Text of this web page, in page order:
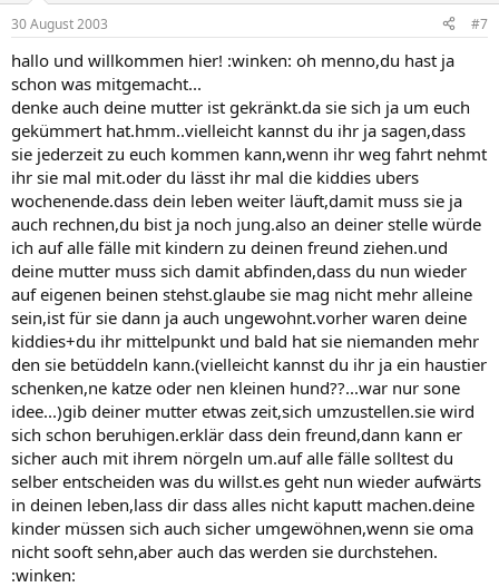
30 August 2003 #7
hallo und willkommen hier! :winken: oh menno,du hast ja
schon was mitgemacht...
denke auch deine mutter ist gekränkt.da sie sich ja um euch
gekümmert hat.hmm..vielleicht kannst du ihr ja sagen,dass
sie jederzeit zu euch kommen kann,wenn ihr weg fahrt nehmt
ihr sie mal mit.oder du lässt ihr mal die kiddies ubers
wochenende.dass dein leben weiter läuft,damit muss sie ja
auch rechnen,du bist ja noch jung.also an deiner stelle würde
ich auf alle fälle mit kindern zu deinen freund ziehen.und
deine mutter muss sich damit abfinden,dass du nun wieder
auf eigenen beinen stehst.glaube sie mag nicht mehr alleine
sein,ist für sie dann ja auch ungewohnt.vorher waren deine
kiddies+du ihr mittelpunkt und bald hat sie niemanden mehr
den sie betüddeln kann.(vielleicht kannst du ihr ja ein haustier
schenken,ne katze oder nen kleinen hund??...war nur sone
idee...)gib deiner mutter etwas zeit,sich umzustellen.sie wird
sich schon beruhigen.erklär dass dein freund,dann kann er
sicher auch mit ihrem nörgeln um.auf alle fälle solltest du
selber entscheiden was du willst.es geht nun wieder aufwärts
in deinen leben,lass dir dass alles nicht kaputt machen.deine
kinder müssen sich auch sicher umgewöhnen,wenn sie oma
nicht sooft sehn,aber auch das werden sie durchstehen.
:winken: